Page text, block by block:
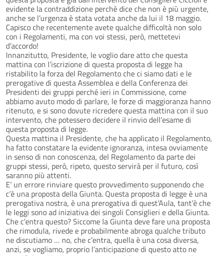
evidente la contraddizione perchè dice che non è più urgente,
anche se l’urgenza è stata votata anche da lui il 18 maggio.
Capisco che recentemente avete qualche difficoltà non solo
con i Regolamenti, ma con voi stessi, però, mettetevi
d’accordo!
Innanzitutto, Presidente, le voglio dare atto che questa
mattina con l’iscrizione di questa proposta di legge ha
ristabilito la forza del Regolamento che ci siamo dati e le
prerogative di questa Assemblea e della Conferenza dei
Presidenti dei gruppi perché ieri in Commissione, come
abbiamo avuto modo di parlare, le forze di maggioranza hanno
ritenuto, e si sono dovute ricredere questa mattina con il suo
intervento, che potessero decidere il rinvio dell’esame di
questa proposta di legge.
Questa mattina il Presidente, che ha applicato il Regolamento,
ha fatto constatare la evidente ignoranza, intesa ovviamente
in senso di non conoscenza, del Regolamento da parte dei
gruppi stessi, però, ripeto, questo servirà per il futuro, così
saranno più attenti.
E’ un errore rinviare questo provvedimento supponendo che
c’è una proposta della Giunta. Questa proposta di legge è una
prerogativa nostra, è una prerogativa di quest’Aula, tant’è che
le leggi sono ad iniziativa dei singoli Consiglieri e della Giunta.
Che c’entra questo? Siccome la Giunta deve fare una proposta
che rimodula, rivede e probabilmente abroga qualche tributo
ne discutiamo … no, che c’entra, quella è una cosa diversa,
anzi, se vogliamo, proprio l’anticipazione di questo atto ne